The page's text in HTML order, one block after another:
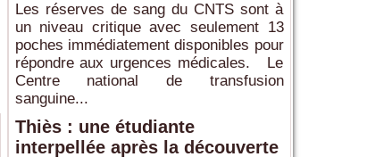
Les réserves de sang du CNTS sont à
un niveau critique avec seulement 13
poches immédiatement disponibles pour
répondre aux urgences médicales. Le
Centre national de transfusion
sanguine...
Thiès : une étudiante
interpellée après la découverte